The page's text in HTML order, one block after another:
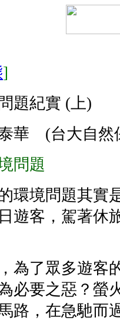
]
題紀實 (上)
華 (台大自然
問題
境問題其實是
遊客，駕著休
了眾多遊客的
必要之惡？螢
路，在急馳